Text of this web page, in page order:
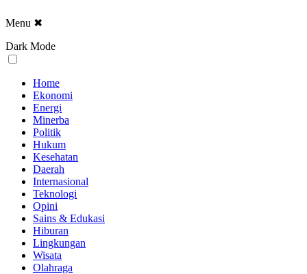
Menu ✖
Dark Mode
Home
Ekonomi
Energi
Minerba
Politik
Hukum
Kesehatan
Daerah
Internasional
Teknologi
Opini
Sains & Edukasi
Hiburan
Lingkungan
Wisata
Olahraga